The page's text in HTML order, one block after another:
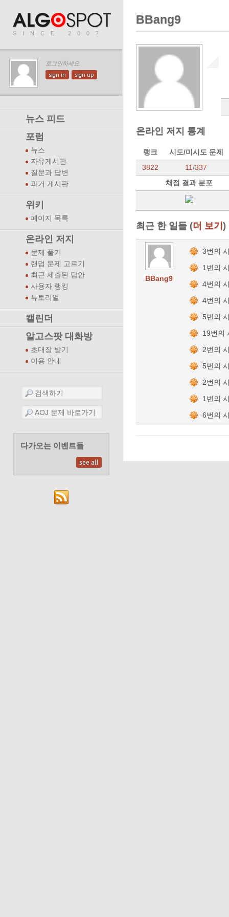
SINCE 2007
로그인하세요.
sign in sign up
뉴스 피드
포럼
뉴스
자유게시판
질문과 답변
과거 게시판
위키
페이지 목록
온라인 저지
문제 풀기
랜덤 문제 고르기
최근 제출된 답안
사용자 랭킹
튜토리얼
캘린더
알고스팟 대화방
초대장 받기
이용 안내
다가오는 이벤트들
see all
BBang9
온라인 저지 통계
랭크
시도/미시도 문제
3822
11/337
채점 결과 분포
최근 한 일들 (더 보기)
BBang9
3번의
1번의
4번의
4번의
5번의
19번의
2번의
5번의
2번의
1번의
6번의